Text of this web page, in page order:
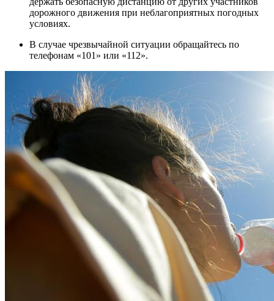
дорожного движения при неблагоприятных погодных
условиях.
В случае чрезвычайной ситуации обращайтесь по
телефонам «101» или «112».